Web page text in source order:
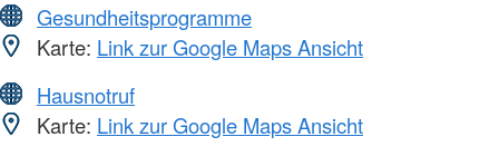
Gesundheitsprogramme
Karte: Link zur Google Maps Ansicht
Hausnotruf
Karte: Link zur Google Maps Ansicht